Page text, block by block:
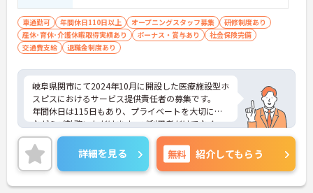
車通勤可 年間休日110日以上 オープニングスタッフ募集
研修制度あり
産休･育休･介護休暇取得実績あり
ボーナス・賞与あり
社会保険完備
交通費支給
退職金制度あり
岐阜県関市にて2024年10月に開設した医療施設型ホ
スピスにおけるサービス提供責任者の募集です。
年間休日は115日もあり、プライベートを大切にし
ながらご勤務いただけます。ご利用者だけでなく、
スタッフとも円滑にコミュニケーションをとれる方
を募集しています。
ご興味のある方には、面接対策ポイントなど、さら
に詳細をお話しいたしますのでお気軽にご相談くだ
さい！
詳細を見る 無料 紹介してもらう